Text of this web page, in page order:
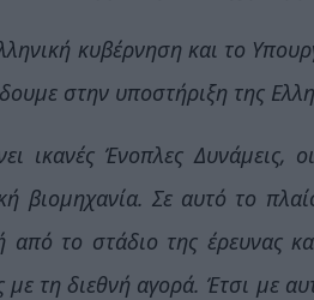
κυβέρνηση και το
στην υποστήριξη της
ικανές Ένοπλες
βιομηχανία. Σε αυτό το
από το στάδιο της έρευνας
με τη διεθνή αγορά. Έτσι με